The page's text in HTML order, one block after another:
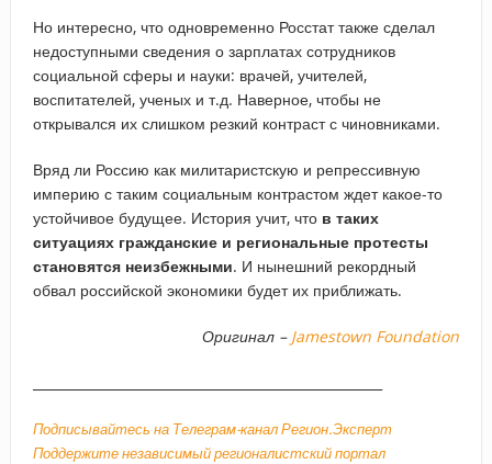
Но интересно, что одновременно Росстат также сделал
недоступными сведения о зарплатах сотрудников
социальной сферы и науки: врачей, учителей,
воспитателей, ученых и т.д. Наверное, чтобы не
открывался их слишком резкий контраст с чиновниками.
Вряд ли Россию как милитаристскую и репрессивную
империю с таким социальным контрастом ждет какое-то
устойчивое будущее. История учит, что в таких
ситуациях гражданские и региональные протесты
становятся неизбежными. И нынешний рекордный
обвал российской экономики будет их приближать.
Оригинал – Jamestown Foundation
Подписывайтесь на Телеграм-канал Регион.Эксперт
Поддержите независимый регионалистский портал